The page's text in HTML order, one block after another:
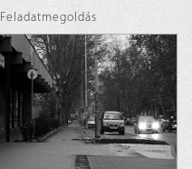
Feladatmegoldás